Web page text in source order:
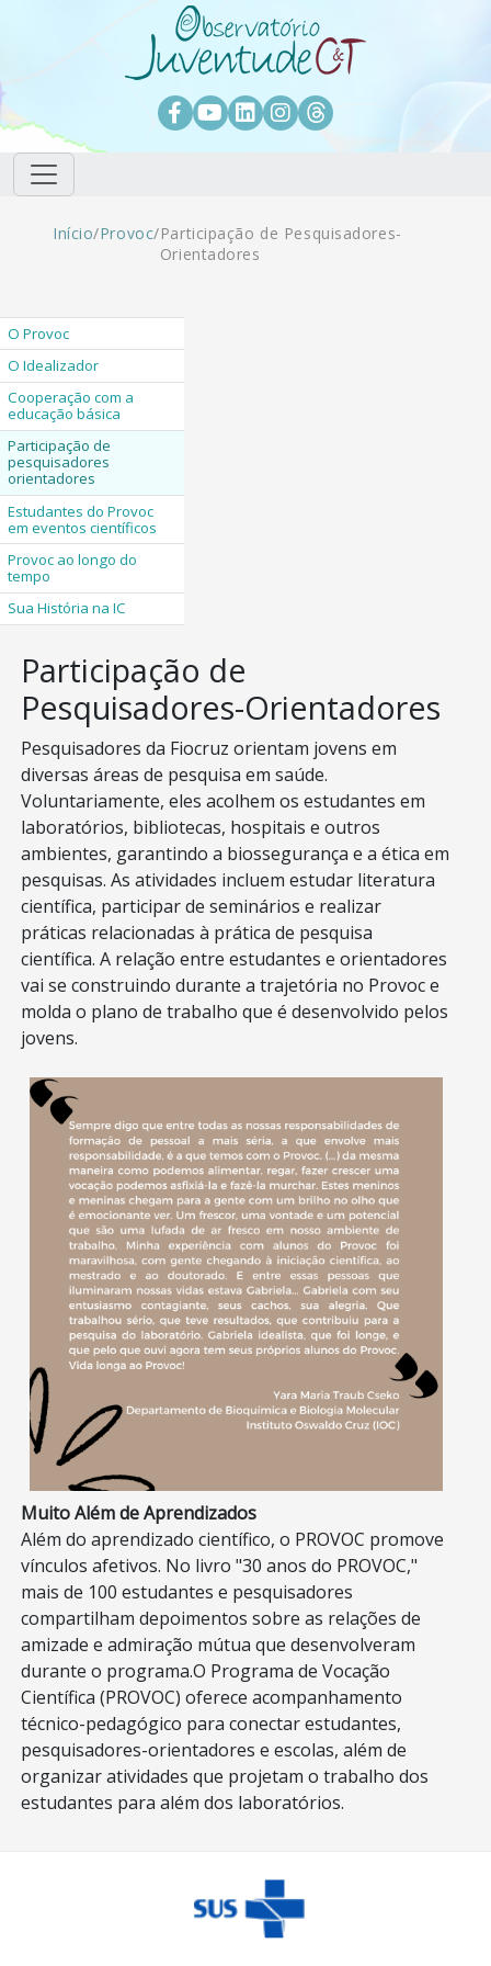
Pular para o conteúdo principal
Facebook
Youtube
LinkedIn
Instagram
Threads
Trilha de navegação
Início/Provoc/Participação de Pesquisadores-
Orientadores
O Provoc
O Idealizador
Cooperação com a
educação básica
Participação de
pesquisadores
orientadores
Estudantes do Provoc
em eventos científicos
Provoc ao longo do
tempo
Sua História na IC
Participação de
Pesquisadores-Orientadores
Pesquisadores da Fiocruz orientam jovens em
diversas áreas de pesquisa em saúde.
Voluntariamente, eles acolhem os estudantes em
laboratórios, bibliotecas, hospitais e outros
ambientes, garantindo a biossegurança e a ética em
pesquisas. As atividades incluem estudar literatura
científica, participar de seminários e realizar
práticas relacionadas à prática de pesquisa
científica. A relação entre estudantes e orientadores
vai se construindo durante a trajetória no Provoc e
molda o plano de trabalho que é desenvolvido pelos
jovens.
Muito Além de Aprendizados
Além do aprendizado científico, o PROVOC promove
vínculos afetivos. No livro "30 anos do PROVOC,"
mais de 100 estudantes e pesquisadores
compartilham depoimentos sobre as relações de
amizade e admiração mútua que desenvolveram
durante o programa.O Programa de Vocação
Científica (PROVOC) oferece acompanhamento
técnico-pedagógico para conectar estudantes,
pesquisadores-orientadores e escolas, além de
organizar atividades que projetam o trabalho dos
estudantes para além dos laboratórios.